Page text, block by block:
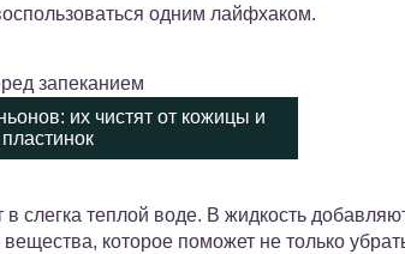
одним лайфхаком.
их чистят от кожицы и
слегка теплой воде. В жидкость
которое поможет не только